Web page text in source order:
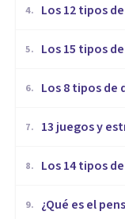
4. Los 12 tipos
5. Los 15 tipos
6. Los 8 tipos
7. 13 juegos y
8. Los 14 tipos
9.
¿Qué es el